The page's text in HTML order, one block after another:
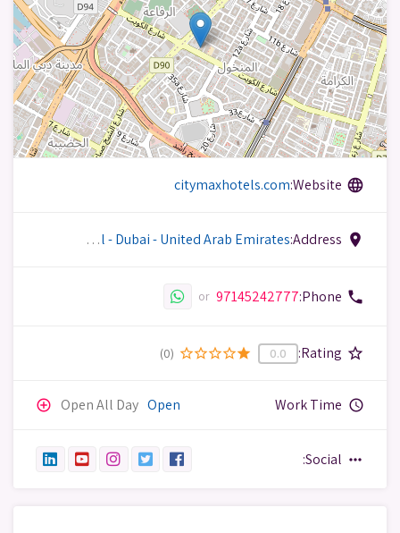
language
Website:
citymaxhotels.com
place
Address:
Kuwait Street, Mankhool - Dubai - United Arab Emirates
phone
Phone:
97145242777
or
star_border
Rating:
0.0
star
star_border
star_border
star_border
star_border
(0)
query_builder
Work Time
Open
Open All Day
add_circle_outline
more_horiz
Social: